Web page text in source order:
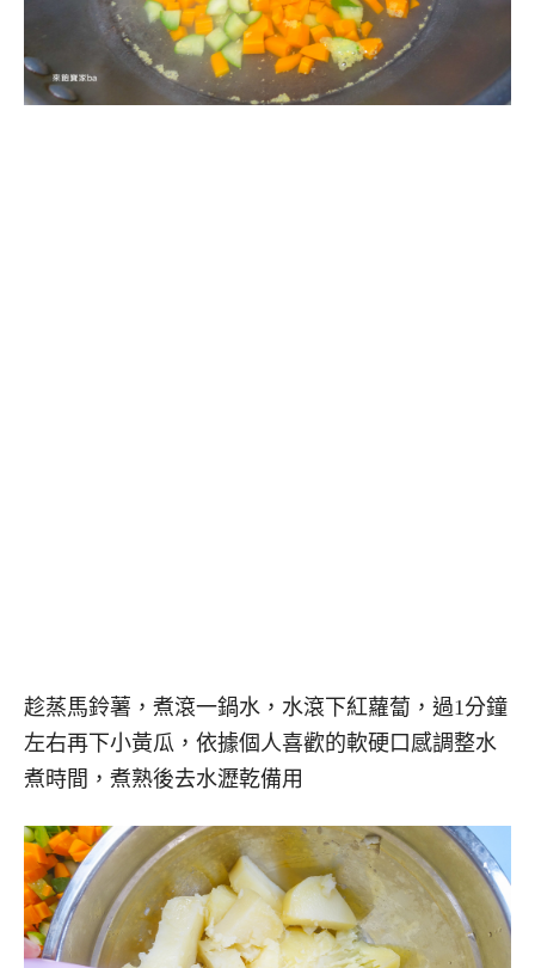
趁蒸馬鈴薯，煮滾一鍋水，水滾下紅蘿蔔，過1分鐘
左右再下小黃瓜，依據個人喜歡的軟硬口感調整水
煮時間，煮熟後去水瀝乾備用